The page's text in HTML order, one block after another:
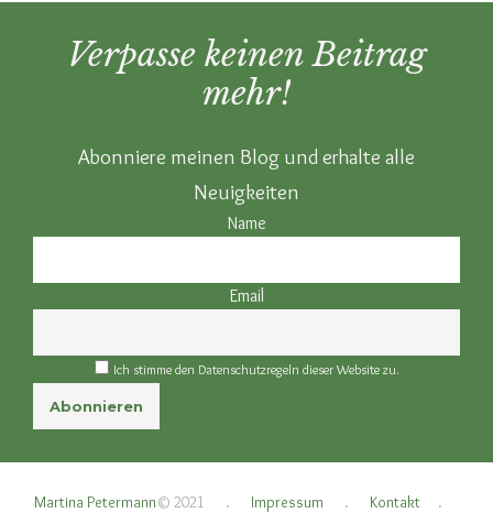
Verpasse keinen Beitrag
mehr!
Abonniere meinen Blog und erhalte alle
Neuigkeiten
Name
Email
Ich stimme den Datenschutzregeln dieser Website zu.
Martina Petermann© 2021 . Impressum . Kontakt .